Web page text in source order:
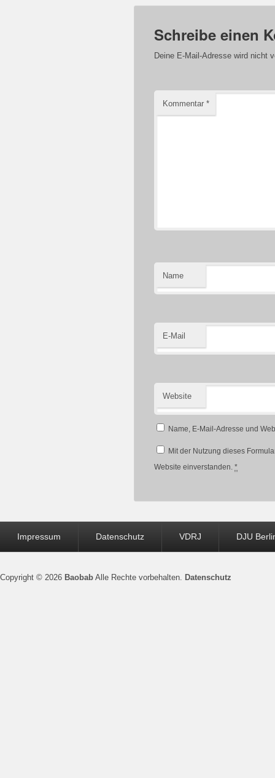
Schreibe einen
Deine E-Mail-Adresse wird nicht
Kommentar *
Name
E-Mail
Website
Name, E-Mail-Adresse und
Mit der Nutzung dieses
Website einverstanden. *
MenüImpressum Datenschutz VDRJ DJU
Copyright © 2026 Baobab Alle Rechte vorbehalten. Datenschutz